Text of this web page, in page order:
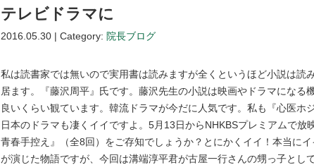
テレビドラマに
2016.05.30 | Category: 院長ブログ
私は読書家では無いので実用書は読みますが全くというほど小説は読
居ます。『藤沢周平』氏です。藤沢先生の小説は映画やドラマになる
良いくらい観ています。韓流ドラマが今だに人気です。私も『心医ホ
日本のドラマも凄くイイですよ。5月13日からNHKBSプレミアムで放
青春手控え』（全8回）をご存知でしょうか？とにかくイイ！本当に
が演じた物語ですが、今回は溝端淳平君が古屋一行さんの甥っ子とし